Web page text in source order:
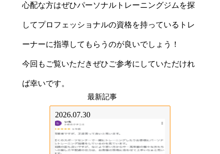
心配な方はぜひパーソナルトレーニングジムを探
してプロフェッショナルの資格を持っているトレ
ーナーに指導してもらうのが良いでしょう！
今回もご覧いただきぜひご参考にしていただけれ
ば幸いです。
最新記事
2026.07.30